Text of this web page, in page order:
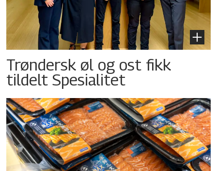
Trøndersk øl og ost fikk
tildelt Spesialitet